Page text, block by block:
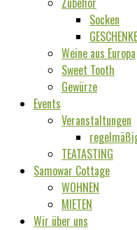
Socken
Weine aus Europa
Sweet Tooth
Gewürze
Events
Veranstaltungen
TEATASTING
Samowar Cottage
WOHNEN
MIETEN
Wir über uns